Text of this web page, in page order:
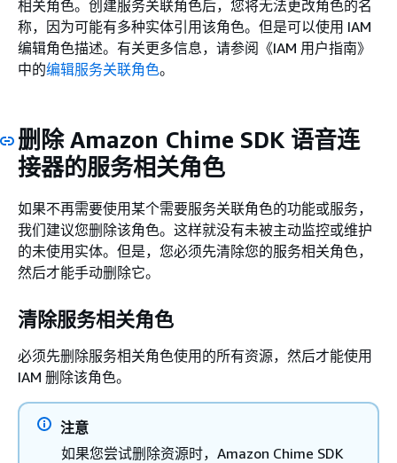
相关角色。创建服务关联角色后，您将无法更改角色的名
称，因为可能有多种实体引用该角色。但是可以使用 IAM
编辑角色描述。有关更多信息，请参阅《IAM 用户指南》
中的编辑服务关联角色。
删除 Amazon Chime SDK 语音连
接器的服务相关角色
如果不再需要使用某个需要服务关联角色的功能或服务，
我们建议您删除该角色。这样就没有未被主动监控或维护
的未使用实体。但是，您必须先清除您的服务相关角色，
然后才能手动删除它。
清除服务相关角色
必须先删除服务相关角色使用的所有资源，然后才能使用
IAM 删除该角色。
注意
如果您尝试删除资源时，Amazon Chime SDK